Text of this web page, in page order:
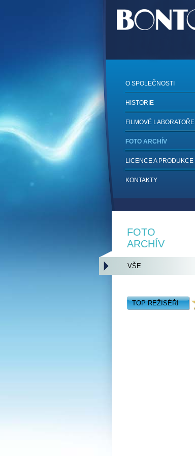
O SPOLEČNOSTI
HISTORIE
FILMOVÉ LABORATOŘE
FOTO ARCHÍV
LICENCE A PRODUKCE
KONTAKTY
FOTO
ARCHÍV
VŠE
TOP REŽISÉŘI